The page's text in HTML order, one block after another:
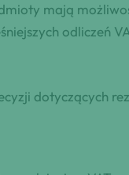
mają
odliczeń
dotyczących